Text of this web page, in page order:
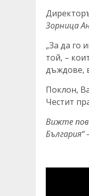
Зорница
„За да го
той, –
дъждове,
Поклон,
Честит
Вижте
България“